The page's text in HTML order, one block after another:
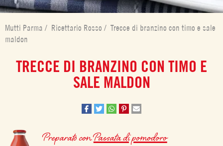
Mutti Parma / Ricettario Rosso / Trecce di branzino con timo e sale
maldon
TRECCE DI BRANZINO CON TIMO E
SALE MALDON
Preparato conPassata di pomodoro